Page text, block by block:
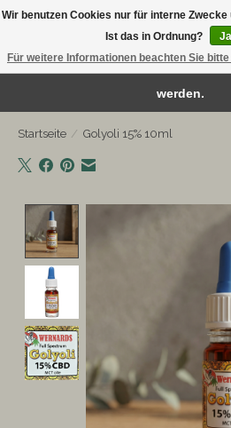
Kostenloser Versand ab €75
Startseite / Golyoli 15% 10ml
Product image
Wir benutzen Cookies nur für interne
Ist das in Ordnung?
Ja
Für weitere Informationen beachten Sie
← Zurück zum BackofficeDieser
Eventuell können nicht alle
werden.